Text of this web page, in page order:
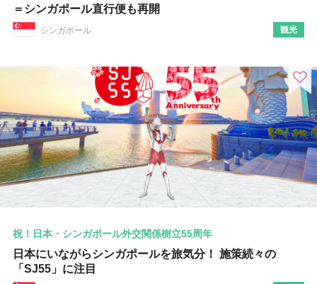
＝シンガポール直行便も再開
シンガポール 観光
祝！日本・シンガポール外交関係樹立55周年
日本にいながらシンガポールを旅気分！ 施策続々の
「SJ55」に注目